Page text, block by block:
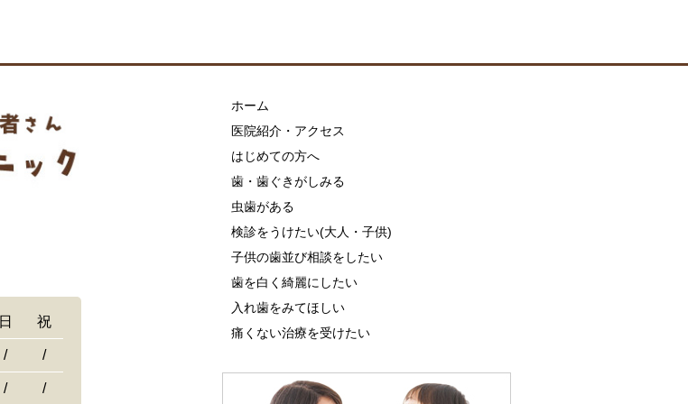
日 祝
/ /
/ /
ホーム
医院紹介・アクセス
はじめての方へ
歯・歯ぐきがしみる
虫歯がある
検診をうけたい(大人・子供)
子供の歯並び相談をしたい
歯を白く綺麗にしたい
入れ歯をみてほしい
痛くない治療を受けたい